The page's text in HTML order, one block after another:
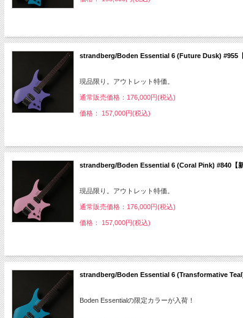
strandberg/Boden Essential 6 (Future Dusk) #955【
現品限り。アウトレット特価。
通常販売価格：176,000円(税込)
価格： 157,000円(税込)
strandberg/Boden Essential 6 (Coral Pink) #840【新
現品限り。アウトレット特価。
通常販売価格：176,000円(税込)
価格： 157,000円(税込)
strandberg/Boden Essential 6 (Transformative Teal)
Boden Essentialの限定カラーが入荷！